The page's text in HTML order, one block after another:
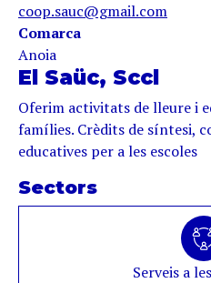
coop.sauc@gmail.com
Comarca
Anoia
El Saüc, Sccl
Oferim activitats de lleure i
famílies. Crèdits de síntesi,
educatives per a les escoles
Sectors
Serveis a